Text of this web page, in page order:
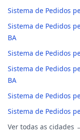
Sistema de Pedidos
Sistema de Pedidos
BA
Sistema de Pedidos
Sistema de Pedidos
BA
Sistema de Pedidos
Sistema de Pedidos
Ver todas as cidades